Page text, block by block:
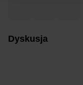
Dyskusja